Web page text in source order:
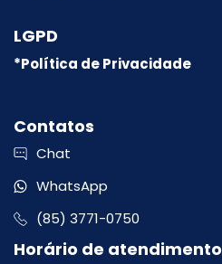
LGPD
*Política de Privacidade
Contatos
Chat
WhatsApp
(85) 3771-0750
Horário de atendimento